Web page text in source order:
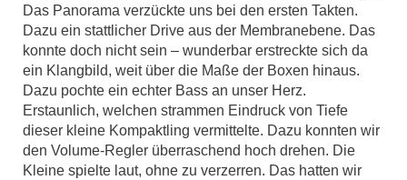
Das Panorama ver­zückte uns bei den ersten Takten.
Dazu ein stattlicher Drive aus der Membran­ebene. Das
konnte doch nicht sein – wunderbar erstreckte sich da
ein Klangbild, weit über die Maße der Boxen hinaus.
Dazu pochte ein echter Bass an unser Herz.
Erstaunlich, welchen stram­men Eindruck von Tiefe
dieser kleine Kompaktling vermittelte. Dazu konnten wir
den Volume-Regler überraschend hoch drehen. Die
Kleine spielte laut, ohne zu verzerren. Das hatten wir